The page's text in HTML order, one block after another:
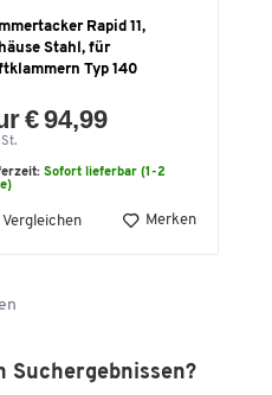
Rapid 11,
Stahl, für
Typ 140
€ 94,99
Sofort lieferbar (1-2
Vergleichen Merken
Suchergebnissen?